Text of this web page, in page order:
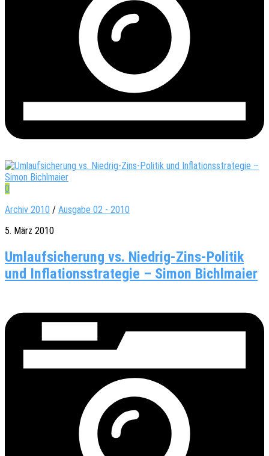
0
Archiv 2010 / Ausgabe 02 - 2010
5. März 2010
Umlaufsicherung vs. Niedrig-Zins-Politik
und Inflationsstrategie – Simon Bichlmaier